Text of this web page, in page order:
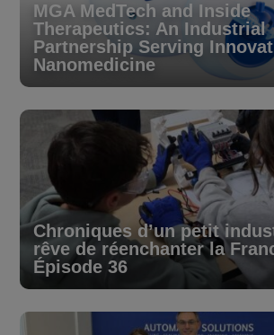
MGA MedTech and Inside
Therapeutics: An Industrial
Partnership Serving
Nanomedicine
Chroniques d’un petit
rêve de réenchanter la
Épisode 36